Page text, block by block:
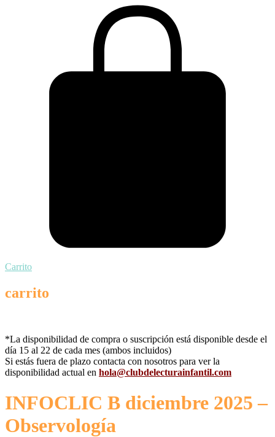
Carrito
carrito
*La disponibilidad de compra o suscripción está disponible desde el
día 15 al 22 de cada mes (ambos incluidos)
Si estás fuera de plazo contacta con nosotros para ver la
disponibilidad actual en hola@clubdelecturainfantil.com
INFOCLIC B diciembre 2025 –
Observología